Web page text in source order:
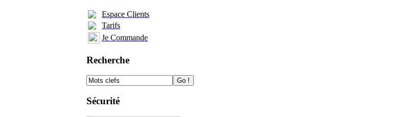
Espace Clients
Tarifs
Je Commande
Recherche
Sécurité